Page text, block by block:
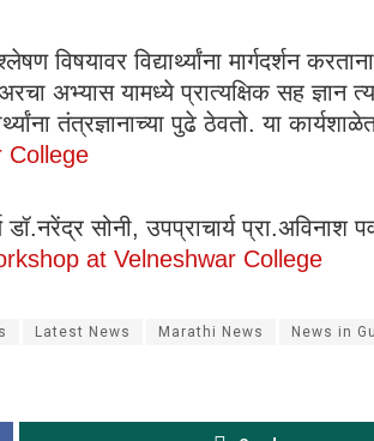
विद्यार्थ्यांना मार्गदर्शन
अभ्यास यामध्ये प्रात्यक्षिक सह
तंत्रज्ञानाच्या पुढे ठेवतो. या
College
डॉ.नरेंद्र सोनी, उपप्राचार्य
at Velneshwar College
Latest News Marathi News News in